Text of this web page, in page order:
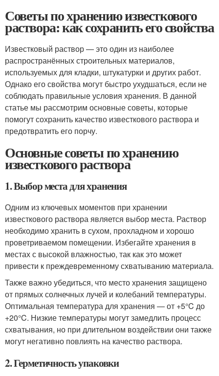
Советы по хранению известкового
раствора: как сохранить его свойства
Известковый раствор — это один из наиболее
распространённых строительных материалов,
используемых для кладки, штукатурки и других работ.
Однако его свойства могут быстро ухудшаться, если не
соблюдать правильные условия хранения. В данной
статье мы рассмотрим основные советы, которые
помогут сохранить качество известкового раствора и
предотвратить его порчу.
Основные советы по хранению
известкового раствора
1. Выбор места для хранения
Одним из ключевых моментов при хранении
известкового раствора является выбор места. Раствор
необходимо хранить в сухом, прохладном и хорошо
проветриваемом помещении. Избегайте хранения в
местах с высокой влажностью, так как это может
привести к преждевременному схватыванию материала.
Также важно убедиться, что место хранения защищено
от прямых солнечных лучей и колебаний температуры.
Оптимальная температура для хранения — от +5°C до
+20°C. Низкие температуры могут замедлить процесс
схватывания, но при длительном воздействии они также
могут негативно повлиять на качество раствора.
2. Герметичность упаковки